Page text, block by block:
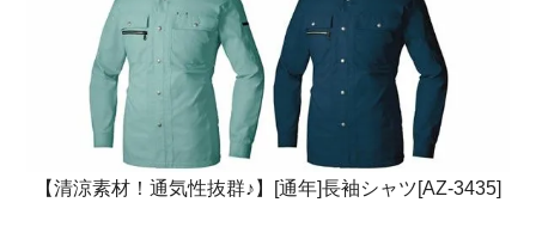
【清涼素材！通気性抜群♪】[通年]長袖シャツ[AZ-3435]